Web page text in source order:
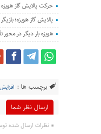
حرکت پالایش گاز
پالایش گاز هویزه؛
هویزه بار دیگر در محور
برچسب ها :
ارسال نظر شما
نظرات ارسال شده